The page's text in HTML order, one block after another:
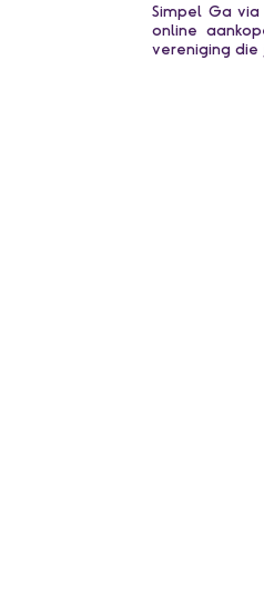
Simpel Ga
online
vereniging die